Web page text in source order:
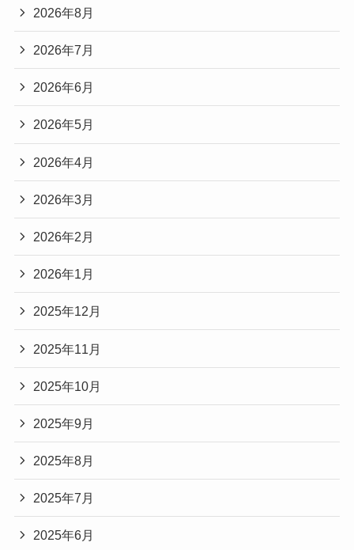
2026年8月
2026年7月
2026年6月
2026年5月
2026年4月
2026年3月
2026年2月
2026年1月
2025年12月
2025年11月
2025年10月
2025年9月
2025年8月
2025年7月
2025年6月